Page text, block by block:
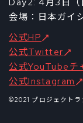
会場：日本ガイ
公式HP
公式Twitter
公式YouTubeチ
公式Instagram
©2021 プロジェクトラ